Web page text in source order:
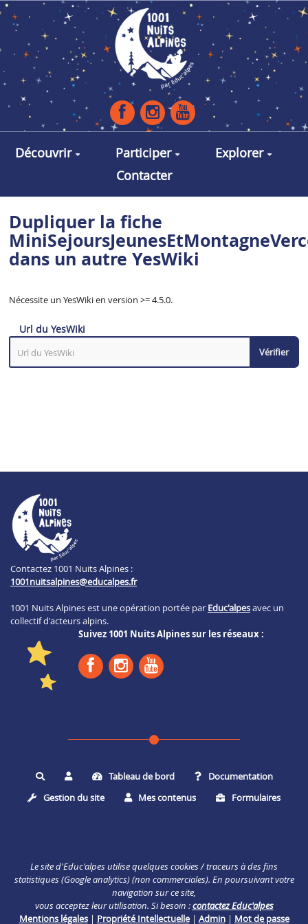
Aller au contenu principal
Découvrir Participer
Explorer
Contacter
Dupliquer la fiche
dans un autre YesWiki
Nécessite un YesWiki en version >= 4.5.0.
Url du YesWiki
Vérifier
Contactez 1001 Nuits Alpines :
1001nuitsalpines@educalpes.fr
1001 Nuits Alpines est une opération portée par Educ'alpesavec un
collectif d'acteurs alpins.
Suivez 1001 Nuits Alpines sur les réseaux :
Rechercher Tableau de bord
Documentation
Gestion du site
Mes contenus Formulaires
Le site d'Educ'alpes utilise quelques cookies / traceurs à des fins
statistiques (Google analytics) (non commerciales). En poursuivant votre
navigation sur ce site,
vous acceptez leur utilisation. Si besoin :contactez Educ'alpes
Mentions légales| Propriété Intellectuelle| Admin| Mot de passe